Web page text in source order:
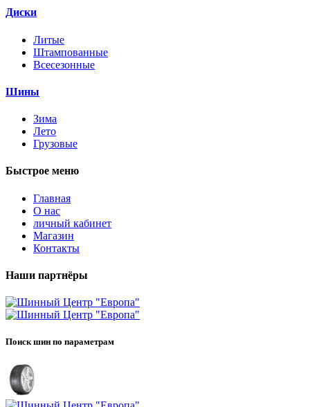
Диски
Литые
Штампованные
Всесезонные
Шины
Зима
Лето
Грузовые
Быстрое меню
Главная
О нас
личный кабинет
Магазин
Контакты
Наши партнёры
Поиск шин по параметрам